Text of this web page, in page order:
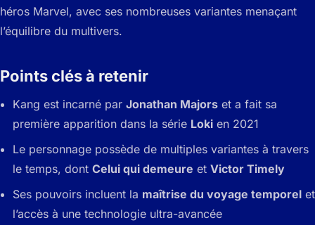
héros Marvel, avec ses nombreuses variantes menaçant
l’équilibre du multivers.
Points clés à retenir
Kang est incarné par Jonathan Majors et a fait sa
première apparition dans la série Loki en 2021
Le personnage possède de multiples variantes à travers
le temps, dont Celui qui demeure et Victor Timely
Ses pouvoirs incluent la maîtrise du voyage temporel et
l’accès à une technologie ultra-avancée